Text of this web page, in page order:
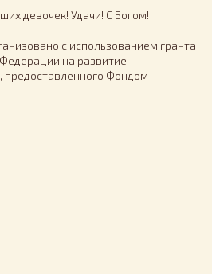
девочек! Удачи! С Богом!
с использованием гранта
на развитие
предоставленного Фондом